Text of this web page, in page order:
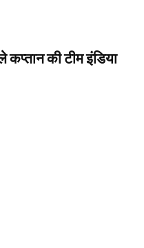
कप्तान की टीम इंडिया